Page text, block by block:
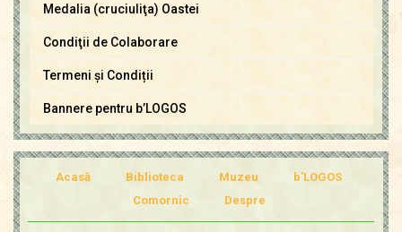
u
o
e
Medalia (cruciuliţa) Oastei
Condiţii de Colaborare
Termeni și Condiții
Bannere pentru b’LOGOS
Acasă Biblioteca Muzeu
b'LOGOS
Comornic
Despre